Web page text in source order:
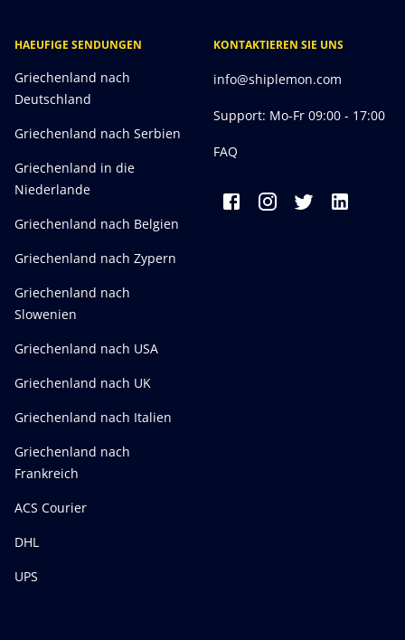
HAEUFIGE SENDUNGEN
Griechenland nach
Deutschland
Griechenland nach Serbien
Griechenland in die
Niederlande
Griechenland nach Belgien
Griechenland nach Zypern
Griechenland nach
Slowenien
Griechenland nach USA
Griechenland nach UK
Griechenland nach Italien
Griechenland nach
Frankreich
ACS Courier
DHL
UPS
KONTAKTIEREN SIE UNS
info@shiplemon.com
Support: Mo-Fr 09:00 - 17:00
FAQ